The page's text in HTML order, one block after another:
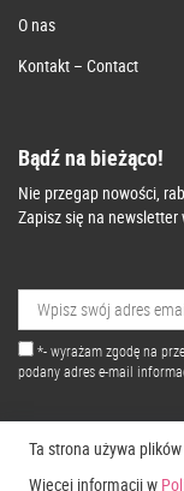
O nas
Kontakt – Contact
Bądź na bieżąco!
Nie przegap nowości,
Zapisz się na newsletter
*- wyrażam zgodę na
podany adres e-mail
Ta strona używa
Więcej informacji w